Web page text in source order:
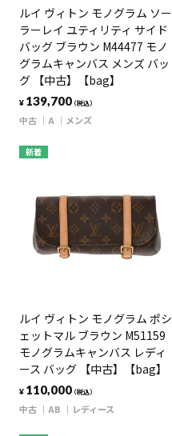
ルイ ヴィトン モノグラム ソー
ラーレイ ユティリティ サイド
バッグ ブラウン M44477 モノ
グラムキャンバス メンズ バッ
グ 【中古】【bag】
¥ 139,700（税込）
中古 A メンズ
新着
ルイ ヴィトン モノグラム ポシ
ェットマル ブラウン M51159
モノグラムキャンバス レディ
ース バッグ 【中古】【bag】
¥ 110,000（税込）
中古 AB レディース